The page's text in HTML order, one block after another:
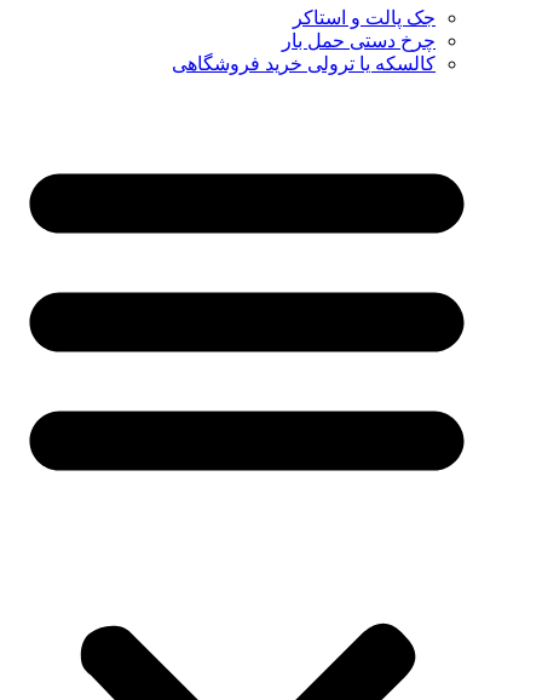
جک پالت و استاکر
چرخ دستی حمل بار
کالسکه یا ترولی خرید فروشگاهی